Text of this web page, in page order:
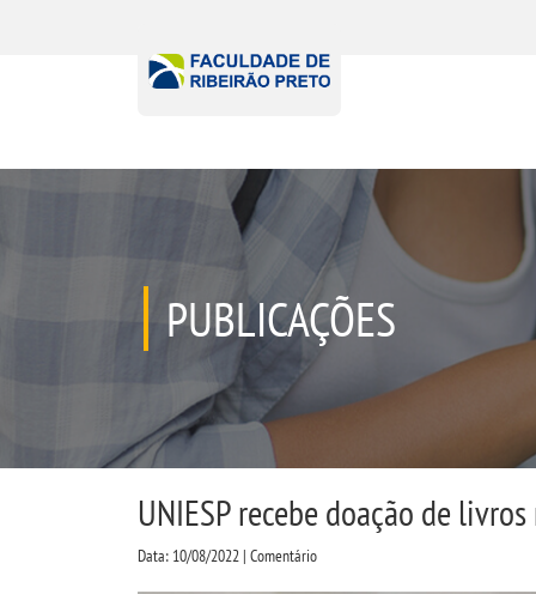
PUBLICAÇÕES
UNIESP recebe doação de
Data: 10/08/2022 | Comentário